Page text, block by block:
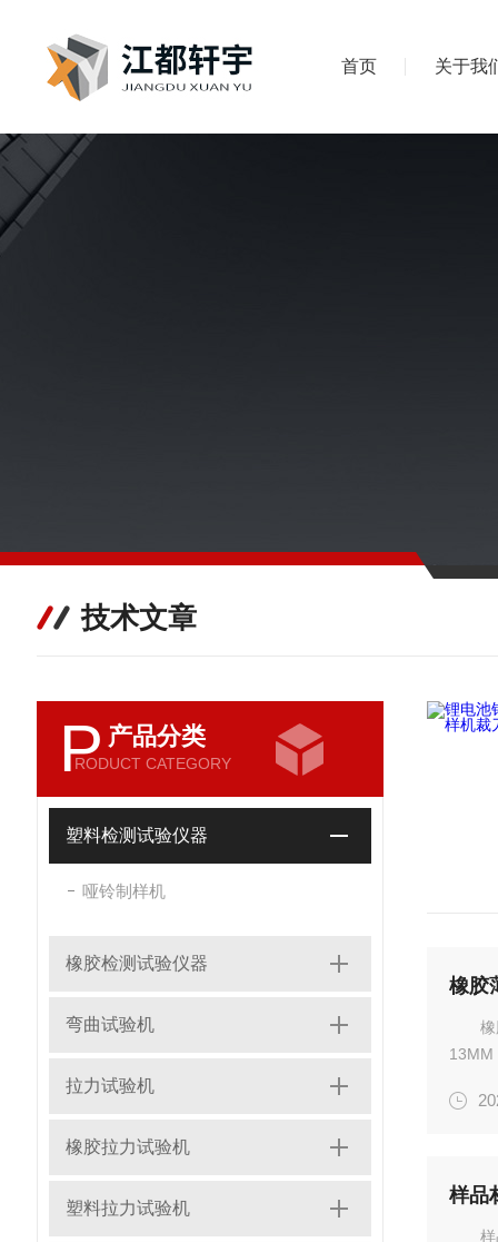
首页 关于我
技术文章
P 产品分类
RODUCT CATEGORY
塑料检测试验仪器
哑铃制样机
橡胶检测试验仪器
弯曲试验机
拉力试验机
橡胶拉力试验机
塑料拉力试验机
橡胶
13MM
金属
样品